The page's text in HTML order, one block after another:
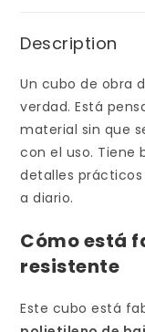
Description
Un cubo de obra
verdad. Está
material sin que
con el uso. Tiene
detalles
a diario.
Cómo está
resistente
Este cubo está